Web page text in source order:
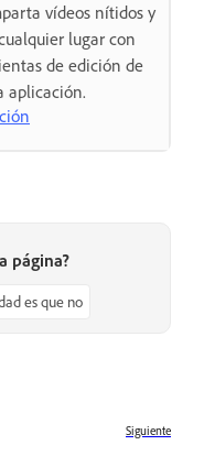
vídeos nítidos y
lugar con
de edición de
aplicación.
página?
es que no
Siguiente